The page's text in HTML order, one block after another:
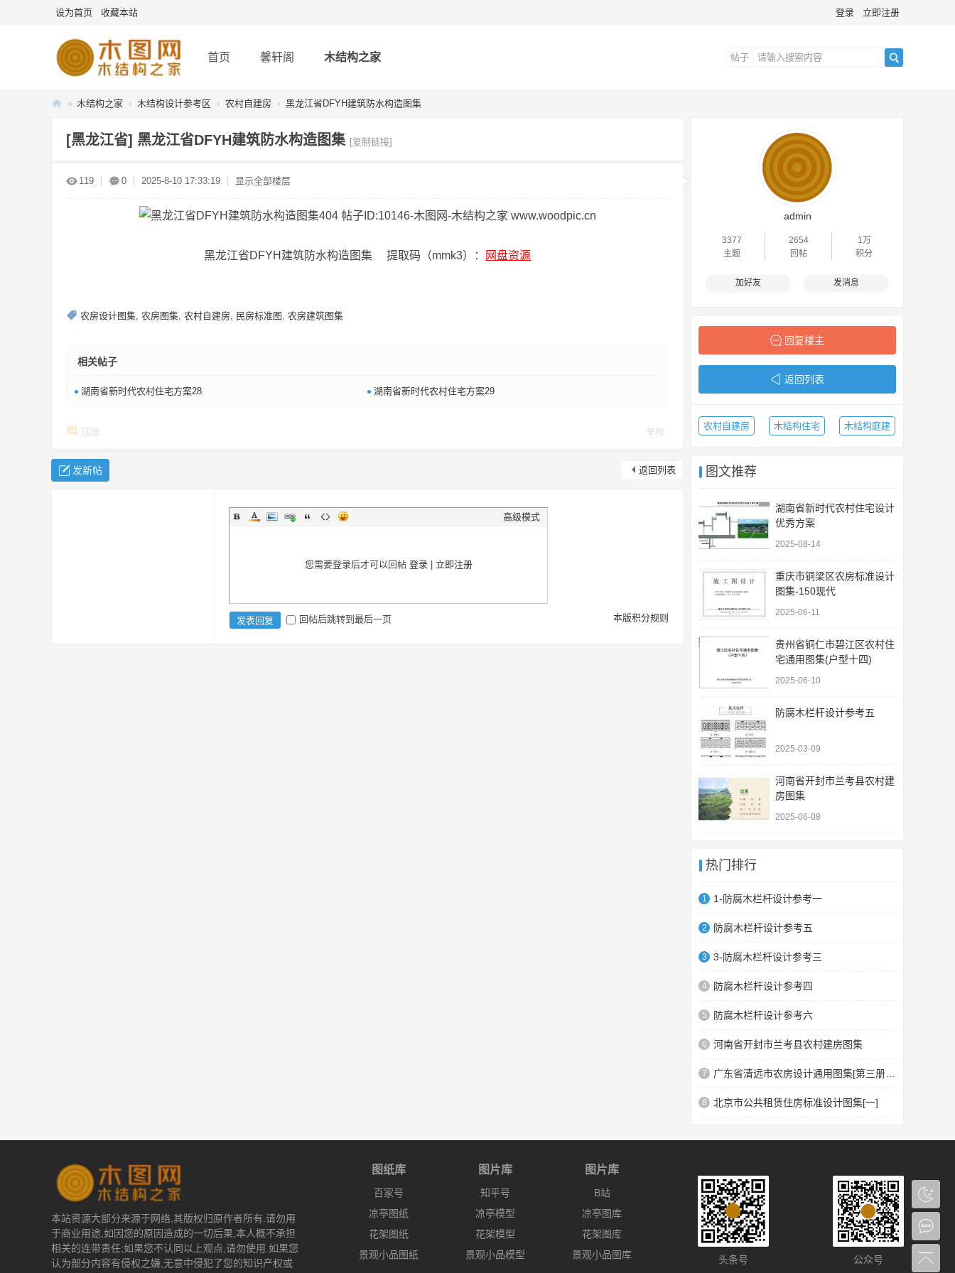
设为首页 收藏本站 登录 立即注册
首页 馨轩阁 木结构之家 帖子
» 木结构之家 › 木结构设计参考区 › 农村自建房 › 黑龙江省DFYH建筑防水构造图集
[黑龙江省] 黑龙江省DFYH建筑防水构造图集 [复制链接]
119 0 2025-8-10 17:33:19 显示全部楼层
黑龙江省DFYH建筑防水构造图集 提取码（mmk3）： 网盘资源
农房设计图集, 农房图集, 农村自建房, 民房标准图 , 农房建筑图集
相关帖子
• 湖南省新时代农村住宅方案28 • 湖南省新时代农村住宅方案29
回复 举报
返回列表
发新帖
高级模式
您需要登录后才可以回帖 登录| 立即注册
本版积分规则
发表回复 回帖后跳转到最后一页
admin
3377
主题
2654
回帖
1万
积分
加好友 发消息
回复楼主
返回列表
农村自建房 木结构住宅 木结构庭建
图文推荐
湖南省新时代农村住宅设计
优秀方案
2025-08-14
重庆市铜梁区农房标准设计
图集-150现代
2025-06-11
贵州省铜仁市碧江区农村住
宅通用图集(户型十四)
2025-06-10
防腐木栏杆设计参考五
2025-03-09
河南省开封市兰考县农村建
房图集
2025-06-08
热门排行
1 1-防腐木栏杆设计参考一
2 防腐木栏杆设计参考五
3 3-防腐木栏杆设计参考三
4 防腐木栏杆设计参考四
5 防腐木栏杆设计参考六
6 河南省开封市兰考县农村建房图集
7
8 北京市公共租赁住房标准设计图集[一]
本站资源大部分来源于网络,其版权归原作者所有.请勿用
于商业用途,如因您的原因造成的一切后果,本人概不承担
相关的连带责任;如果您不认同以上观点,请勿使用.如果您
认为部分内容有侵权之嫌,无意中侵犯了您的知识产权或
图纸库
百家号
凉亭图纸
花架图纸
景观小品图纸
图片库
知平号
凉亭模型
花架模型
景观小品模型
图片库
B站
凉亭图库
花架图库
景观小品图库
公众号
头条号